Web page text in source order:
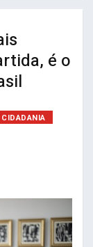
é o
CIDADANIA